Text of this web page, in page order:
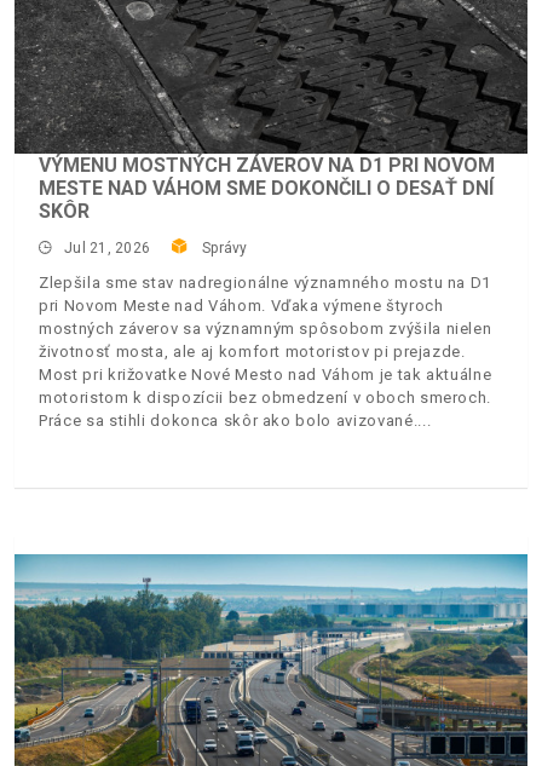
VÝMENU MOSTNÝCH ZÁVEROV NA D1 PRI NOVOM
MESTE NAD VÁHOM SME DOKONČILI O DESAŤ DNÍ
SKÔR
Jul 21, 2026 Správy
Zlepšila sme stav nadregionálne významného mostu na D1
pri Novom Meste nad Váhom. Vďaka výmene štyroch
mostných záverov sa významným spôsobom zvýšila nielen
životnosť mosta, ale aj komfort motoristov pi prejazde.
Most pri križovatke Nové Mesto nad Váhom je tak aktuálne
motoristom k dispozícii bez obmedzení v oboch smeroch.
Práce sa stihli dokonca skôr ako bolo avizované.